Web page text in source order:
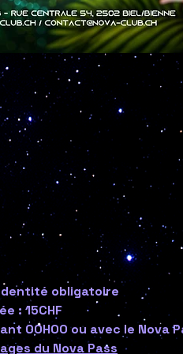
obligatoire
: 15CHF
00H00 ou avec le Nova
du Nova Pass